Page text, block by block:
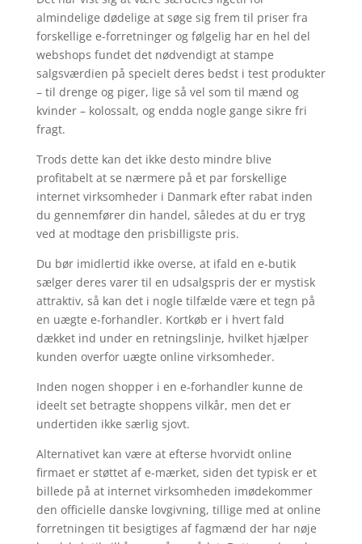
almindelige dødelige at søge sig frem til priser fra
forskellige e-forretninger og følgelig har en hel del
webshops fundet det nødvendigt at stampe
salgsværdien på specielt deres bedst i test produkter
– til drenge og piger, lige så vel som til mænd og
kvinder – kolossalt, og endda nogle gange sikre fri
fragt.
Trods dette kan det ikke desto mindre blive
profitabelt at se nærmere på et par forskellige
internet virksomheder i Danmark efter rabat inden
du gennemfører din handel, således at du er tryg
ved at modtage den prisbilligste pris.
Du bør imidlertid ikke overse, at ifald en e-butik
sælger deres varer til en udsalgspris der er mystisk
attraktiv, så kan det i nogle tilfælde være et tegn på
en uægte e-forhandler. Kortkøb er i hvert fald
dækket ind under en retningslinje, hvilket hjælper
kunden overfor uægte online virksomheder.
Inden nogen shopper i en e-forhandler kunne de
ideelt set betragte shoppens vilkår, men det er
undertiden ikke særlig sjovt.
Alternativet kan være at efterse hvorvidt online
firmaet er støttet af e-mærket, siden det typisk er et
billede på at internet virksomheden imødekommer
den officielle danske lovgivning, tillige med at online
forretningen tit besigtiges af fagmænd der har nøje